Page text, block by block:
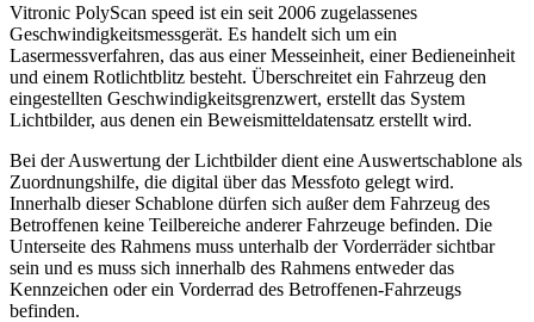
Vitronic PolyScan speed ist ein seit 2006 zugelassenes
Geschwindigkeitsmessgerät. Es handelt sich um ein
Lasermessverfahren, das aus einer Messeinheit, einer Bedieneinheit
und einem Rotlichtblitz besteht. Überschreitet ein Fahrzeug den
eingestellten Geschwindigkeitsgrenzwert, erstellt das System
Lichtbilder, aus denen ein Beweismitteldatensatz erstellt wird.
Bei der Auswertung der Lichtbilder dient eine Auswertschablone als
Zuordnungshilfe, die digital über das Messfoto gelegt wird.
Innerhalb dieser Schablone dürfen sich außer dem Fahrzeug des
Betroffenen keine Teilbereiche anderer Fahrzeuge befinden. Die
Unterseite des Rahmens muss unterhalb der Vorderräder sichtbar
sein und es muss sich innerhalb des Rahmens entweder das
Kennzeichen oder ein Vorderrad des Betroffenen-Fahrzeugs
befinden.